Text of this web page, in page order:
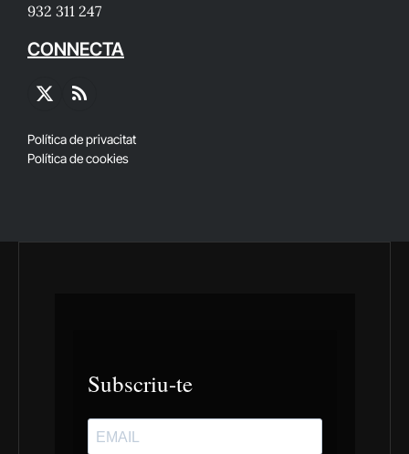
932 311 247
CONNECTA
X
RSS
Política de privacitat
Política de cookies